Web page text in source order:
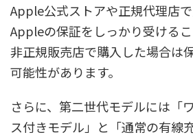
Apple公式ストアや正規代理店で
Appleの保証をしっかり受けるこ
非正規販売店で購入した場合は
可能性があります。
さらに、第二世代モデルには「
ス付きモデル」と「通常の有線